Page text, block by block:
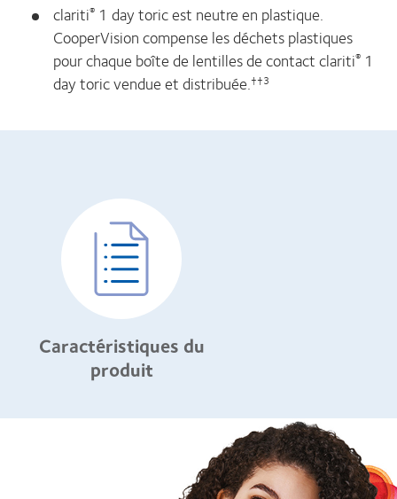
clariti® 1 day toric est neutre en plastique.
CooperVision compense les déchets plastiques
pour chaque boîte de lentilles de contact clariti® 1
day toric vendue et distribuée.††3
Caractéristiques du
produit